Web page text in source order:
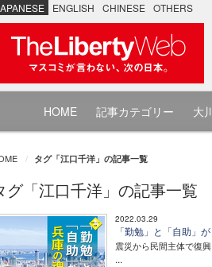
ENGLISH CHINESE OTHERS
HOME 記事カテゴリー 大
タグ「江口千洋」の記事一覧
グ「江口千洋」の記事一覧
2022.03.29
「勤勉」と「自助」
震災から民間主体で復
...